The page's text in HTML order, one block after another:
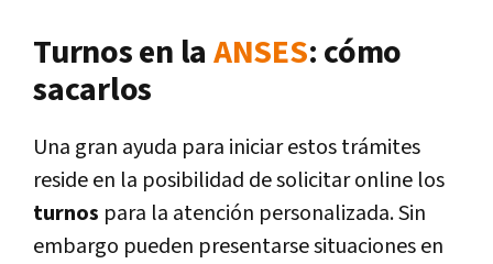
Turnos en la ANSES: cómo
sacarlos
Una gran ayuda para iniciar estos trámites
reside en la posibilidad de solicitar online los
turnos para la atención personalizada. Sin
embargo pueden presentarse situaciones en